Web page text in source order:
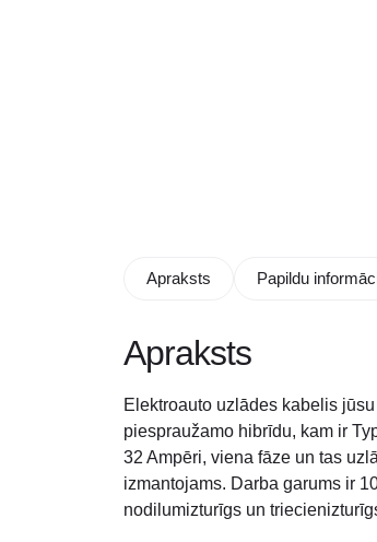
Apraksts Papildu
Apraksts
Elektroauto uzlādes kabelis
piespraužamo hibrīdu, kam ir
32 Ampēri, viena fāze un tas
izmantojams. Darba garums ir
nodilumizturīgs un